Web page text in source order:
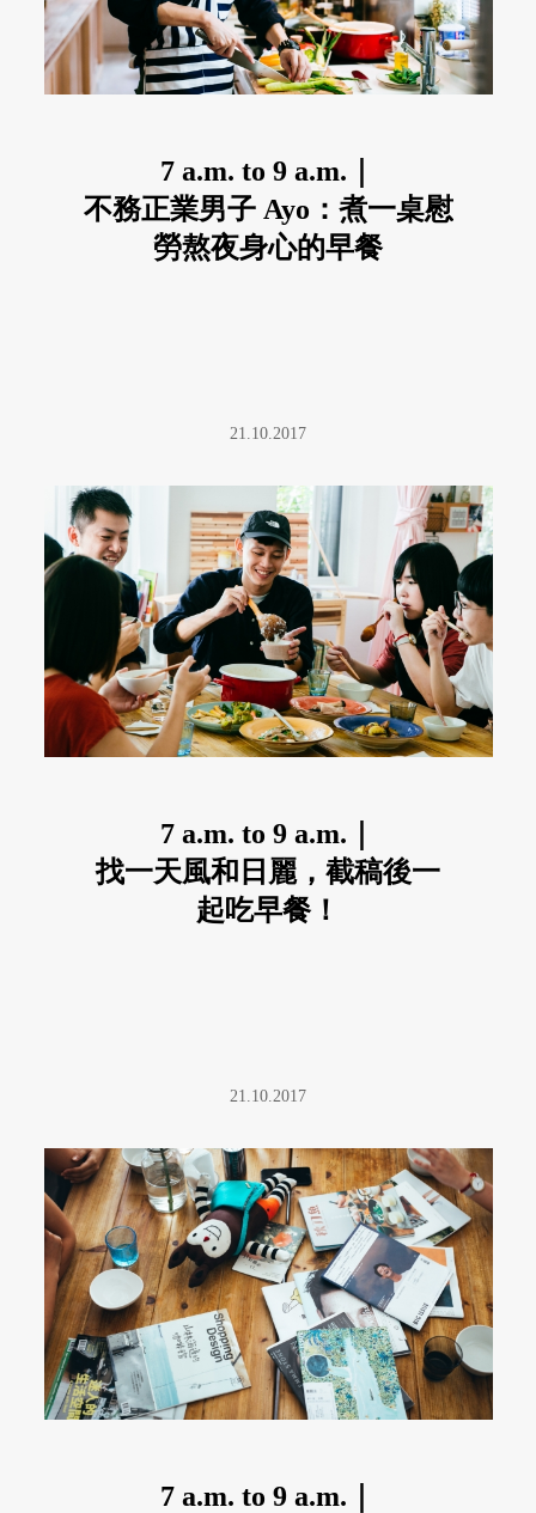
7 a.m. to 9 a.m.｜
不務正業男子 Ayo：煮一桌慰
勞熬夜身心的早餐
21.10.2017
7 a.m. to 9 a.m.｜
找一天風和日麗，截稿後一
起吃早餐！
21.10.2017
7 a.m. to 9 a.m.｜